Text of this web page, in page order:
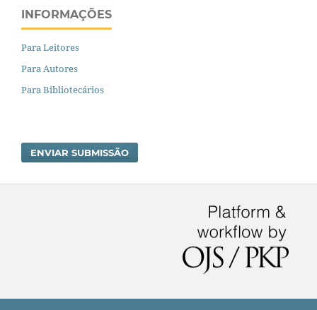
INFORMAÇÕES
Para Leitores
Para Autores
Para Bibliotecários
ENVIAR SUBMISSÃO